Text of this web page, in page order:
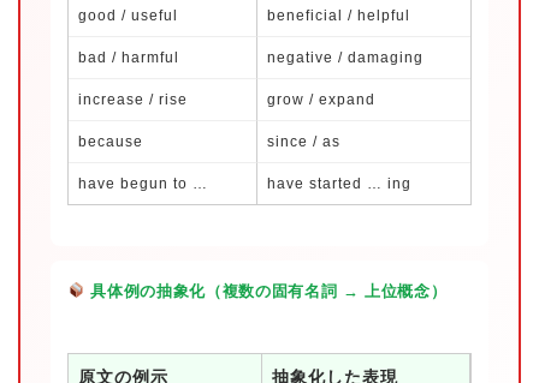
good / useful beneficial / helpful
bad / harmful negative / damaging
increase / rise grow / expand
because since / as
have begun to … have started … ing
具体例の抽象化（複数の固有名詞 → 上位概念）
原文の例示 抽象化した表現